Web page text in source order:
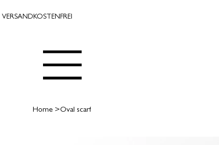
VERSANDKOSTENFREI
Home >Oval scarf